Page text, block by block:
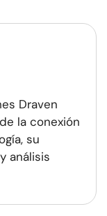
Draven
la conexión
su
análisis